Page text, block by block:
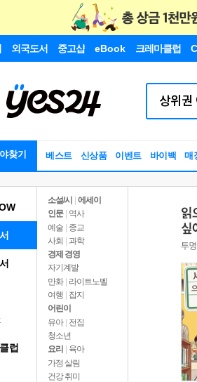
외국도서 중고샵 eBook 크레마클럽
찾기 베스트 신상품 이벤트 바이백 매
소설/시
에세이
인문
역사
예술 | 종교
사회 | 과학
경제 경영
자기계발
만화 | 라이트노벨
여행
잡지
어린이
유아 | 전집
청소년
요리
육아
가정 살림
건강 취미
럽